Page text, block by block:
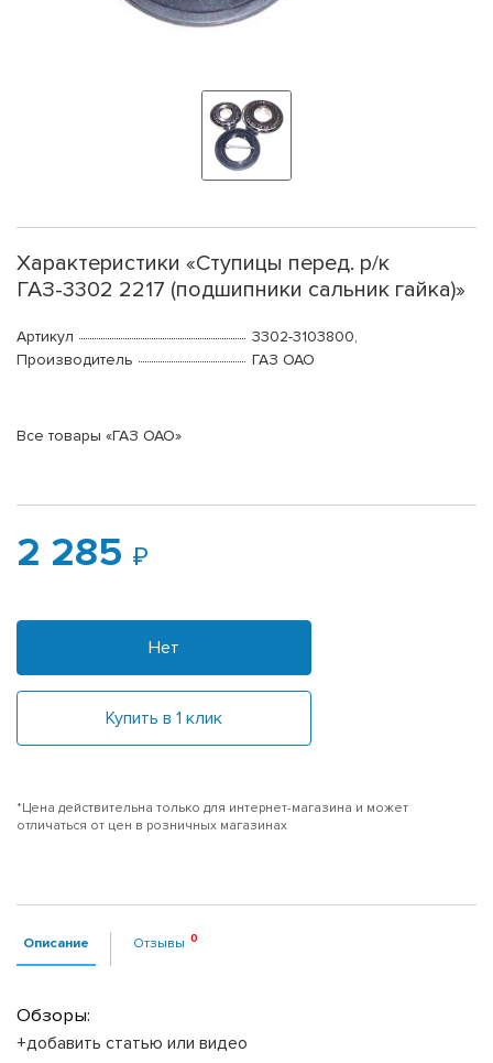
Характеристики «Ступицы перед. р/к
ГАЗ-3302 2217 (подшипники сальник гайка)»
Артикул
3302-3103800,
Производитель
ГАЗ ОАО
Все товары «ГАЗ ОАО»
2 285
Нет
Купить в 1 клик
*Цена действительна только для интернет-магазина и может
отличаться от цен в розничных магазинах
Описание Отзывы
Обзоры:
+добавить статью или видео